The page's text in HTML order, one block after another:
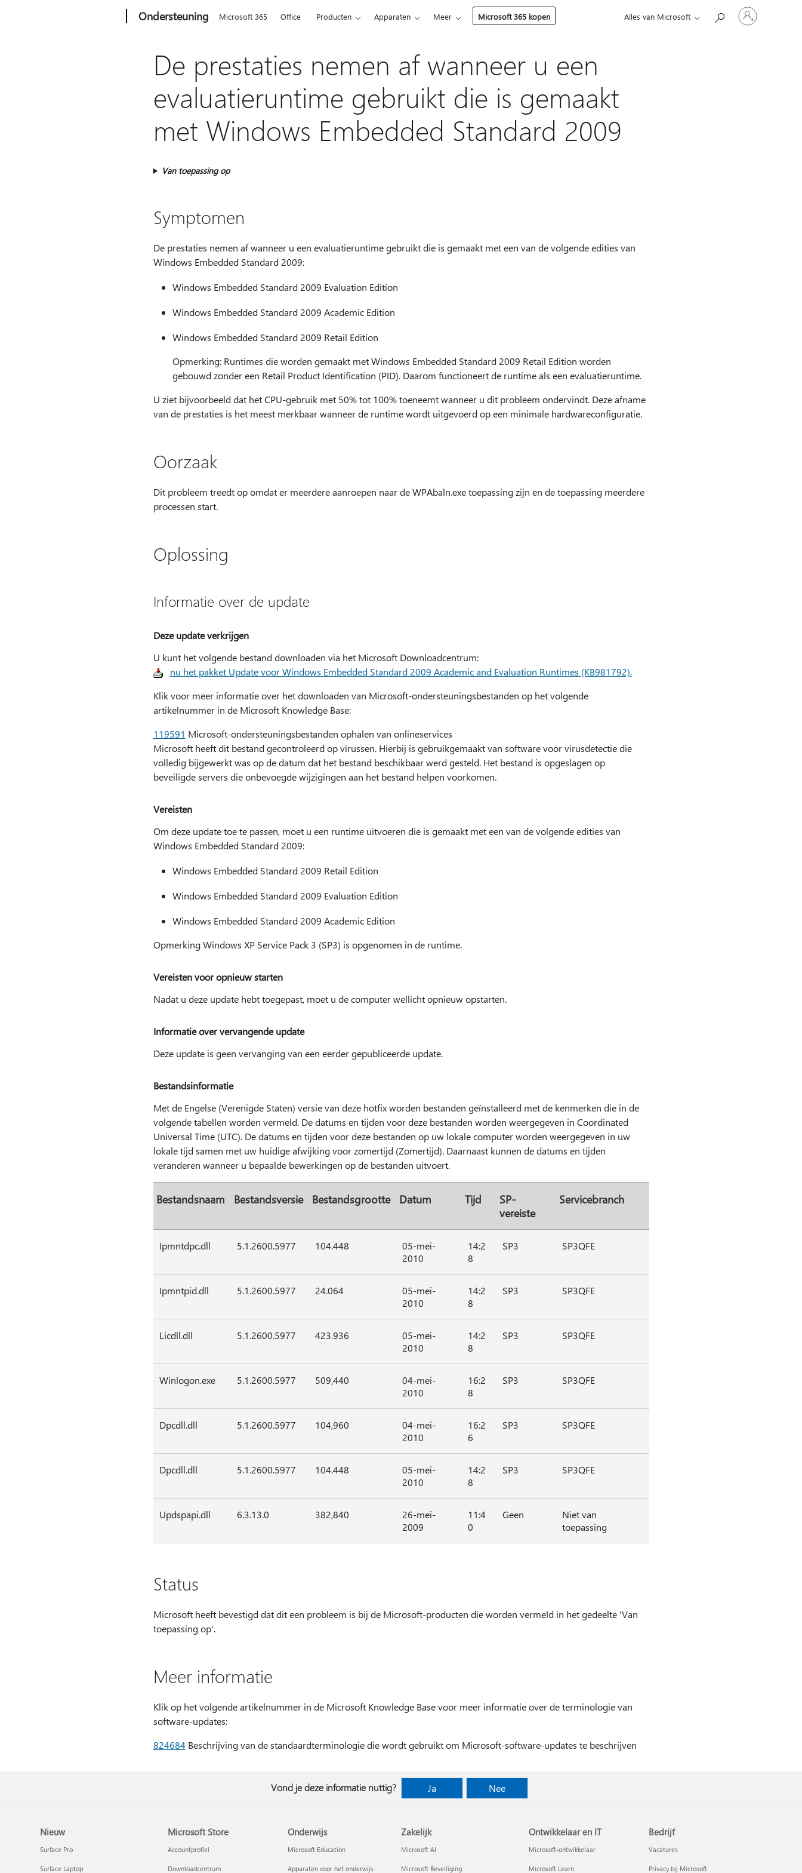
Ondersteuning Microsoft 365 Office Producten Apparaten Meer Microsoft 365 kopen Alles van Microsoft
Meld
je
aan
De prestaties nemen af wanneer u een
evaluatieruntime gebruikt die is gemaakt
met Windows Embedded Standard 2009
Van toepassing op
Symptomen
De prestaties nemen af wanneer u een evaluatieruntime gebruikt die is gemaakt met een van de volgende edities van
Windows Embedded Standard 2009:
Windows Embedded Standard 2009 Evaluation Edition
Windows Embedded Standard 2009 Academic Edition
Windows Embedded Standard 2009 Retail Edition
Opmerking: Runtimes die worden gemaakt met Windows Embedded Standard 2009 Retail Edition worden
gebouwd zonder een Retail Product Identification (PID). Daarom functioneert de runtime als een evaluatieruntime.
U ziet bijvoorbeeld dat het CPU-gebruik met 50% tot 100% toeneemt wanneer u dit probleem ondervindt. Deze afname
van de prestaties is het meest merkbaar wanneer de runtime wordt uitgevoerd op een minimale hardwareconfiguratie.
Oorzaak
Dit probleem treedt op omdat er meerdere aanroepen naar de WPAbaln.exe toepassing zijn en de toepassing meerdere
processen start.
Oplossing
Informatie over de update
Deze update verkrijgen
U kunt het volgende bestand downloaden via het Microsoft Downloadcentrum:
nu het pakket Update voor Windows Embedded Standard 2009 Academic and Evaluation Runtimes (KB981792).
Klik voor meer informatie over het downloaden van Microsoft-ondersteuningsbestanden op het volgende
artikelnummer in de Microsoft Knowledge Base:
119591 Microsoft-ondersteuningsbestanden ophalen van onlineservices
Microsoft heeft dit bestand gecontroleerd op virussen. Hierbij is gebruikgemaakt van software voor virusdetectie die
volledig bijgewerkt was op de datum dat het bestand beschikbaar werd gesteld. Het bestand is opgeslagen op
beveiligde servers die onbevoegde wijzigingen aan het bestand helpen voorkomen.
Vereisten
Om deze update toe te passen, moet u een runtime uitvoeren die is gemaakt met een van de volgende edities van
Windows Embedded Standard 2009:
Windows Embedded Standard 2009 Retail Edition
Windows Embedded Standard 2009 Evaluation Edition
Windows Embedded Standard 2009 Academic Edition
Opmerking Windows XP Service Pack 3 (SP3) is opgenomen in de runtime.
Vereisten voor opnieuw starten
Nadat u deze update hebt toegepast, moet u de computer wellicht opnieuw opstarten.
Informatie over vervangende update
Deze update is geen vervanging van een eerder gepubliceerde update.
Bestandsinformatie
Met de Engelse (Verenigde Staten) versie van deze hotfix worden bestanden geïnstalleerd met de kenmerken die in de
volgende tabellen worden vermeld. De datums en tijden voor deze bestanden worden weergegeven in Coordinated
Universal Time (UTC). De datums en tijden voor deze bestanden op uw lokale computer worden weergegeven in uw
lokale tijd samen met uw huidige afwijking voor zomertijd (Zomertijd). Daarnaast kunnen de datums en tijden
veranderen wanneer u bepaalde bewerkingen op de bestanden uitvoert.
Bestandsnaam Bestandsversie Bestandsgrootte Datum Tijd
SP-
vereiste
Servicebranch
Ipmntdpc.dll 5.1.2600.5977 104.448
05-mei-
2010
14:2
8
SP3 SP3QFE
Ipmntpid.dll 5.1.2600.5977 24.064
05-mei-
2010
14:2
8
SP3 SP3QFE
Licdll.dll 5.1.2600.5977 423.936
05-mei-
2010
14:2
8
SP3 SP3QFE
Winlogon.exe 5.1.2600.5977 509,440
04-mei-
2010
16:2
8
SP3 SP3QFE
Dpcdll.dll 5.1.2600.5977 104,960
04-mei-
2010
16:2
6
SP3 SP3QFE
Dpcdll.dll 5.1.2600.5977 104.448
05-mei-
2010
14:2
8
SP3 SP3QFE
Updspapi.dll 6.3.13.0 382,840
26-mei-
2009
11:4
0
Geen
Niet van
toepassing
Status
Microsoft heeft bevestigd dat dit een probleem is bij de Microsoft-producten die worden vermeld in het gedeelte 'Van
toepassing op'.
Meer informatie
Klik op het volgende artikelnummer in de Microsoft Knowledge Base voor meer informatie over de terminologie van
software-updates:
824684 Beschrijving van de standaardterminologie die wordt gebruikt om Microsoft-software-updates te beschrijven
Vond je deze informatie nuttig? Ja Nee
Nieuw
Surface Pro
Surface Laptop
Microsoft Store
Accountprofiel
Downloadcentrum
Onderwijs
Microsoft Education
Apparaten voor het onderwijs
Zakelijk
Microsoft AI
Microsoft Beveiliging
Ontwikkelaar en IT
Microsoft-ontwikkelaar
Microsoft Learn
Bedrijf
Vacatures
Privacy bij Microsoft